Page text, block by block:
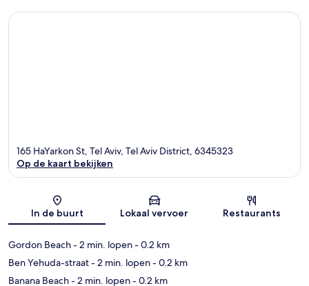
Kaart
165 HaYarkon St, Tel Aviv, Tel Aviv District, 6345323
Op de kaart bekijken
In de buurt Lokaal vervoer Restaurants
Gordon Beach- 2 min. lopen- 0.2 km
Ben Yehuda-straat- 2 min. lopen- 0.2 km
Banana Beach- 2 min. lopen- 0.2 km